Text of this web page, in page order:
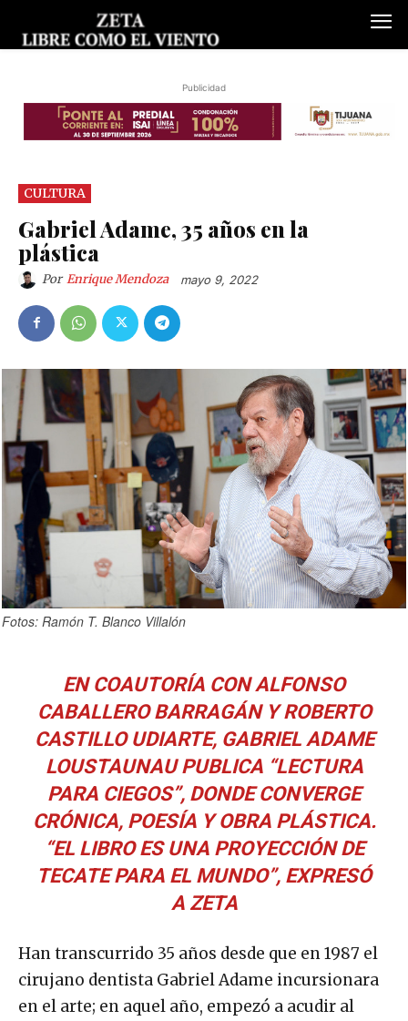
Publicidad
CULTURA
Gabriel Adame, 35 años en la
plástica
Por Enrique Mendoza mayo 9, 2022
Fotos: Ramón T. Blanco Villalón
EN COAUTORÍA CON ALFONSO
CABALLERO BARRAGÁN Y ROBERTO
CASTILLO UDIARTE, GABRIEL ADAME
LOUSTAUNAU PUBLICA “LECTURA
PARA CIEGOS”, DONDE CONVERGE
CRÓNICA, POESÍA Y OBRA PLÁSTICA.
“EL LIBRO ES UNA PROYECCIÓN DE
TECATE PARA EL MUNDO”, EXPRESÓ
A ZETA
Han transcurrido 35 años desde que en 1987 el
cirujano dentista Gabriel Adame incursionara
en el arte; en aquel año, empezó a acudir al